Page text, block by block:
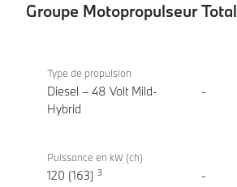
Groupe Motopropulseur Total
Motopropulseur
Total
sDrive20d
Type de propulsion
Diesel – 48 Volt Mild-
Hybrid
-
Puissance en kW (ch)
120 (163) 3 -